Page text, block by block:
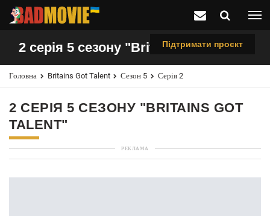
Підтримати проєкт
2 серія 5 сезону "Britains Got Talent"
Головна Britains Got Talent Сезон 5 Серія 2
2 СЕРІЯ 5 СЕЗОНУ "BRITAINS GOT
TALENT"
РЕКЛАМА